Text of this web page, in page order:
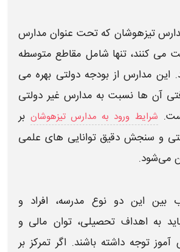
تیزهوشان که تحت عنوان مدارس
می‌ کنند، تنها شامل مقاطع متوسطه
مدارس از بودجه دولتی بهره می‌
آن‌ ها نسبت به مدارس غیر دولتی
شرایط ورود به مدارس تیزهوشانبر
و سنجش دقیق توانایی‌ های علمی
می‌شود.
بین این دو نوع مدرسه، افراد و
به اهداف تحصیلی، توان مالی و
توجه داشته باشند. اگر تمرکز بر